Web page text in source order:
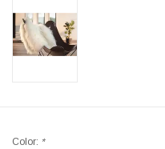
Color: *